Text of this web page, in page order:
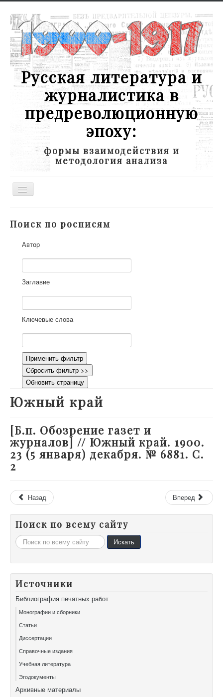
Русская литература и
журналистика в
предреволюционную
эпоху:
формы взаимодействия и
методология анализа
Toggle
Участники
Научная работа
Как работать с сайтом
Контакты
Поиск по росписям
Автор
Заглавие
Ключевые слова
Применить фильтр
Сбросить фильтр >>
Обновить страницу
Южный край
[Б.п. Обозрение газет и
журналов] // Южный край. 1900.
23 (5 января) декабря. № 6881. С.
2
Назад Вперед
Поиск по всему сайту
Искать... Искать
Источники
Библиография печатных работ
Монографии и сборники
Статьи
Диссертации
Справочные издания
Учебная литература
Эгодокументы
Архивные материалы